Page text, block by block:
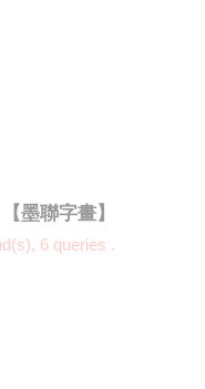
【墨聯字畫】
6 queries .